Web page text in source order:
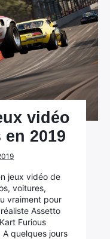
vidéo
2019
jeux vidéo de
voitures,
vraiment pour
Assetto
Furious
quelques jours